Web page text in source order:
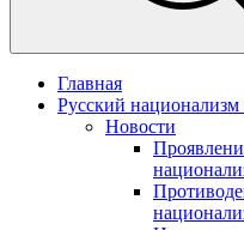
Главная
Русский
Новости